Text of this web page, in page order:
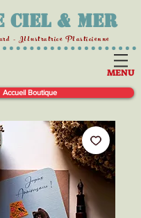
Ciel & Mer
- Illustratrice Plasticienne
MENU
Accueil Boutique